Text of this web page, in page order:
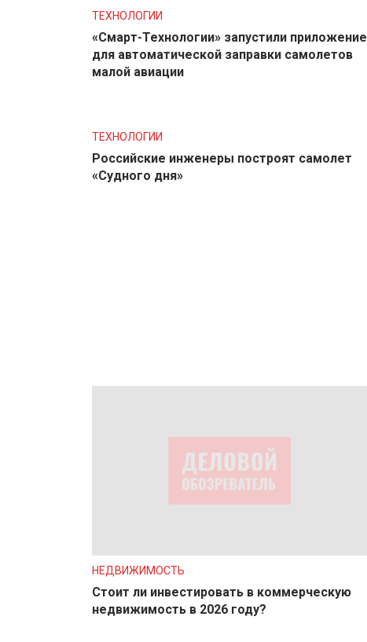
ТЕХНОЛОГИИ
«Смарт-Технологии» запустили приложение
для автоматической заправки самолетов
малой авиации
ТЕХНОЛОГИИ
Российские инженеры построят самолет
«Судного дня»
НЕДВИЖИМОСТЬ
Стоит ли инвестировать в коммерческую
недвижимость в 2026 году?